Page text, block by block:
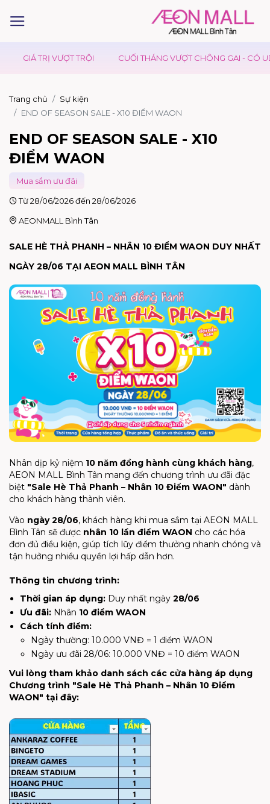
VƯỢT TRỘI CUỐI THÁNG VƯỢT CHÔNG GAI - CÓ UDON DAY
Trang chủ
Sự kiện
END OF SEASON SALE - X10 ĐIỂM WAON
END OF SEASON SALE - X10
ĐIỂM WAON
Mua sắm ưu đãi
Từ 28/06/2026 đến 28/06/2026
AEONMALL Bình Tân
SALE HÈ THẢ PHANH – NHÂN 10 ĐIỂM WAON DUY NHẤT
NGÀY 28/06 TẠI AEON MALL BÌNH TÂN
Nhân dịp kỷ niệm 10 năm đồng hành cùng khách hàng,
AEON MALL Bình Tân mang đến chương trình ưu đãi đặc
biệt "Sale Hè Thả Phanh – Nhân 10 Điểm WAON" dành
cho khách hàng thành viên.
Vào ngày 28/06, khách hàng khi mua sắm tại AEON MALL
Bình Tân sẽ được nhân 10 lần điểm WAON cho các hóa
đơn đủ điều kiện, giúp tích lũy điểm thưởng nhanh chóng và
tận hưởng nhiều quyền lợi hấp dẫn hơn.
Thông tin chương trình:
Thời gian áp dụng: Duy nhất ngày 28/06
Ưu đãi: Nhân 10 điểm WAON
Cách tính điểm:
Ngày thường: 10.000 VNĐ = 1 điểm WAON
Ngày ưu đãi 28/06: 10.000 VNĐ = 10 điểm WAON
Vui lòng tham khảo danh sách các cửa hàng áp dụng
Chương trình "Sale Hè Thả Phanh – Nhân 10 Điểm
WAON" tại đây: